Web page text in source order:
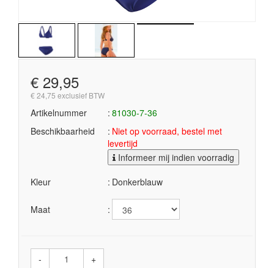
€ 29,95
€ 24,75 exclusief BTW
Artikelnummer
81030-7-36
Beschikbaarheid
Niet op voorraad, bestel met
levertijd
Informeer mij indien voorradig
Kleur
Donkerblauw
Maat
-
+